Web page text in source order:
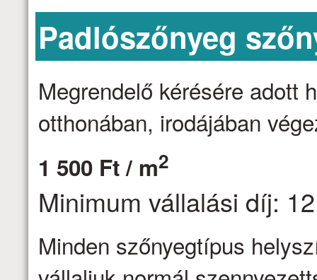
Padlószőnyeg
Megrendelő kérésére adott
otthonában, irodájában
1 500 Ft / m2
Minimum vállalási díj:
Minden szőnyegtípus